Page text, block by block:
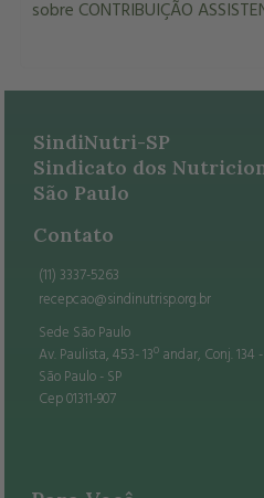
sobre CONTRIBUIÇÃO
SindiNutri-SP
Sindicato dos
São Paulo
Contato
(11) 3337-5263
recepcao@sindinutrisp.org.br
Sede São Paulo
Av. Paulista, 453- 13º andar, Conj. 134
São Paulo - SP
Cep 01311-907